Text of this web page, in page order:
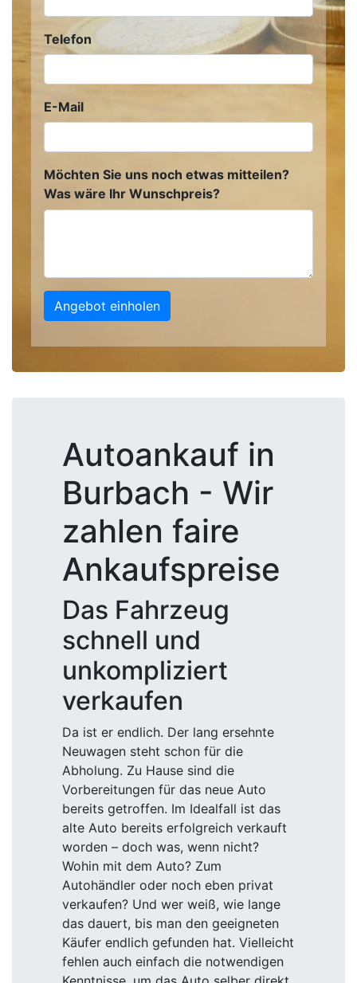
Telefon
E-Mail
Möchten Sie uns noch etwas mitteilen?
Was wäre Ihr Wunschpreis?
Angebot einholen
Autoankauf in
Burbach - Wir
zahlen faire
Ankaufspreise
Das Fahrzeug
schnell und
unkompliziert
verkaufen
Da ist er endlich. Der lang ersehnte
Neuwagen steht schon für die
Abholung. Zu Hause sind die
Vorbereitungen für das neue Auto
bereits getroffen. Im Idealfall ist das
alte Auto bereits erfolgreich verkauft
worden – doch was, wenn nicht?
Wohin mit dem Auto? Zum
Autohändler oder noch eben privat
verkaufen? Und wer weiß, wie lange
das dauert, bis man den geeigneten
Käufer endlich gefunden hat. Vielleicht
fehlen auch einfach die notwendigen